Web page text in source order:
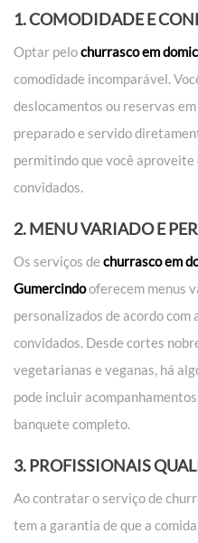
1. COMODIDADE E
Optar pelochurrasco em
comodidade incomparável.
deslocamentos ou reservas
preparado e servido
permitindo que você aproveite
convidados.
2. MENU VARIADO E
Os serviços de churrasco em
Gumercindooferecem menus
personalizados de acordo com
convidados. Desde cortes
vegetarianas e veganas, há
pode incluir
banquete completo.
3. PROFISSIONAIS
Ao contratar o serviço de
tem a garantia de que a